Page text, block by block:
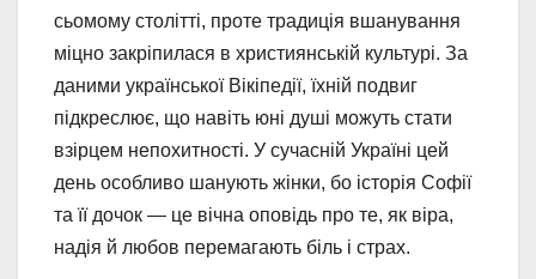
сьомому столітті, проте традиція вшанування
міцно закріпилася в християнській культурі. За
даними української Вікіпедії, їхній подвиг
підкреслює, що навіть юні душі можуть стати
взірцем непохитності. У сучасній Україні цей
день особливо шанують жінки, бо історія Софії
та її дочок — це вічна оповідь про те, як віра,
надія й любов перемагають біль і страх.